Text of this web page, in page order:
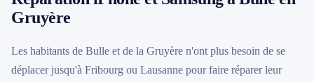
Gruyère
Les habitants de Bulle et de la Gruyère n'ont plus besoin de se
déplacer jusqu'à Fribourg ou Lausanne pour faire réparer leur